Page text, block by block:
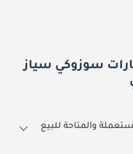
سوزوكي سياز
والمتاحة للبيع